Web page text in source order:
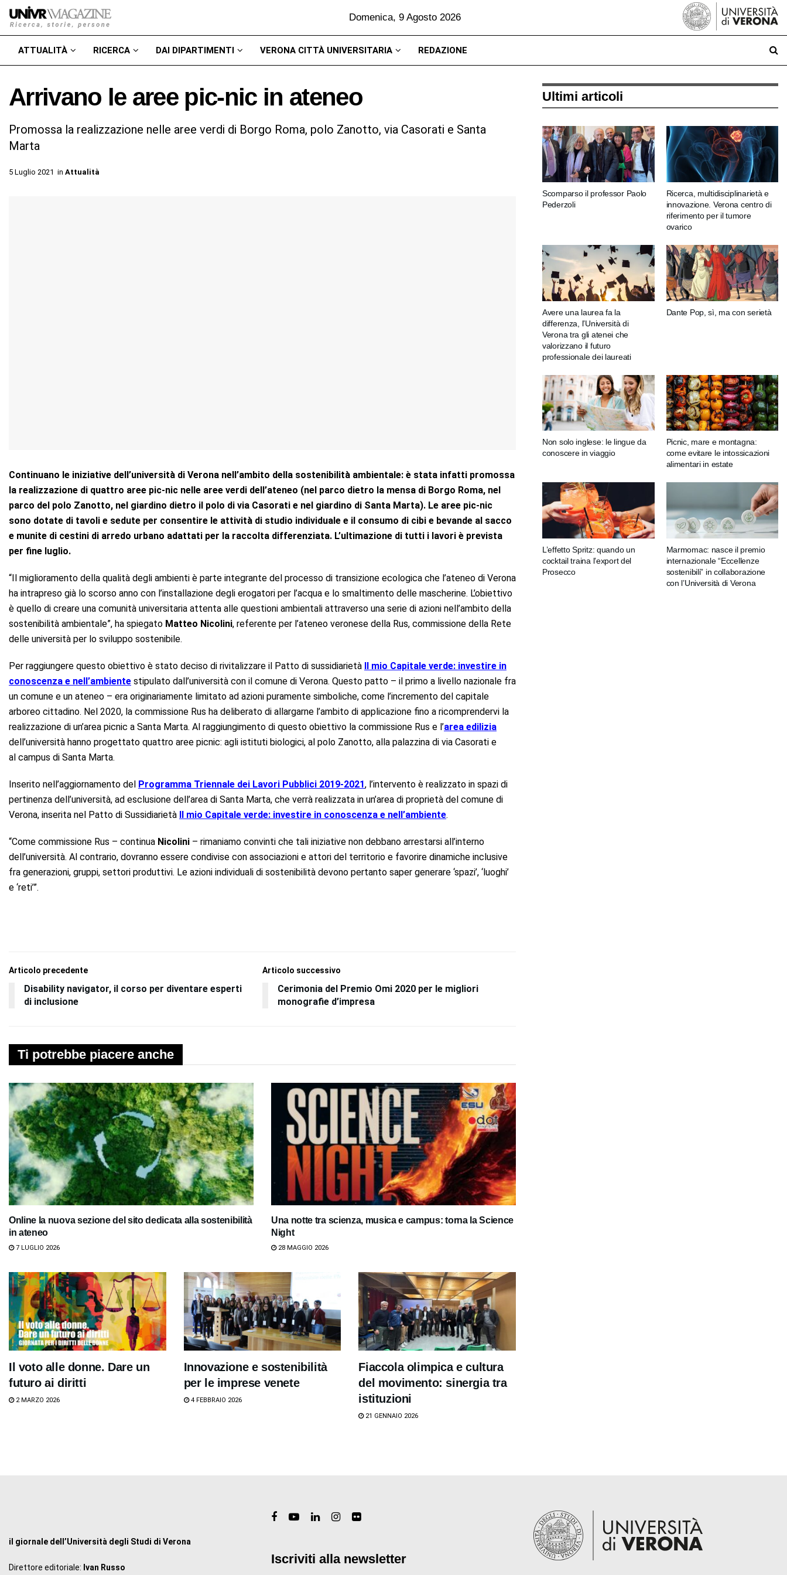
Domenica, 9 Agosto 2026
ATTUALITÀ RICERCA DAI DIPARTIMENTI VERONA CITTÀ UNIVERSITARIA REDAZIONE
Arrivano le aree pic-nic in ateneo
Promossa la realizzazione nelle aree verdi di Borgo Roma, polo Zanotto, via Casorati e Santa
Marta
5 Luglio 2021 in Attualità
Continuano le iniziative dell’università di Verona nell’ambito della sostenibilità ambientale: è stata infatti promossa
la realizzazione di quattro aree pic-nic nelle aree verdi dell’ateneo (nel parco dietro la mensa di Borgo Roma, nel
parco del polo Zanotto, nel giardino dietro il polo di via Casorati e nel giardino di Santa Marta). Le aree pic-nic
sono dotate di tavoli e sedute per consentire le attività di studio individuale e il consumo di cibi e bevande al sacco
e munite di cestini di arredo urbano adattati per la raccolta differenziata. L’ultimazione di tutti i lavori è prevista
per fine luglio.
“Il miglioramento della qualità degli ambienti è parte integrante del processo di transizione ecologica che l’ateneo di Verona
ha intrapreso già lo scorso anno con l’installazione degli erogatori per l’acqua e lo smaltimento delle mascherine. L’obiettivo
è quello di creare una comunità universitaria attenta alle questioni ambientali attraverso una serie di azioni nell’ambito della
sostenibilità ambientale”, ha spiegato Matteo Nicolini, referente per l’ateneo veronese della Rus, commissione della Rete
delle università per lo sviluppo sostenibile.
Per raggiungere questo obiettivo è stato deciso di rivitalizzare il Patto di sussidiarietà Il mio Capitale verde: investire in
conoscenza e nell’ambiente stipulato dall’università con il comune di Verona. Questo patto – il primo a livello nazionale fra
un comune e un ateneo – era originariamente limitato ad azioni puramente simboliche, come l’incremento del capitale
arboreo cittadino. Nel 2020, la commissione Rus ha deliberato di allargarne l’ambito di applicazione fino a ricomprendervi la
realizzazione di un’area picnic a Santa Marta. Al raggiungimento di questo obiettivo la commissione Rus e l’area edilizia
dell’università hanno progettato quattro aree picnic: agli istituti biologici, al polo Zanotto, alla palazzina di via Casorati e
al campus di Santa Marta.
Inserito nell’aggiornamento del Programma Triennale dei Lavori Pubblici 2019-2021, l’intervento è realizzato in spazi di
pertinenza dell’università, ad esclusione dell’area di Santa Marta, che verrà realizzata in un’area di proprietà del comune di
Verona, inserita nel Patto di Sussidiarietà Il mio Capitale verde: investire in conoscenza e nell’ambiente.
“Come commissione Rus – continua Nicolini – rimaniamo convinti che tali iniziative non debbano arrestarsi all’interno
dell’università. Al contrario, dovranno essere condivise con associazioni e attori del territorio e favorire dinamiche inclusive
fra generazioni, gruppi, settori produttivi. Le azioni individuali di sostenibilità devono pertanto saper generare ‘spazi’, ‘luoghi’
e ‘reti’”.
Articolo precedente
Disability navigator, il corso per diventare esperti
di inclusione
Articolo successivo
Cerimonia del Premio Omi 2020 per le migliori
monografie d’impresa
Ti potrebbe piacere anche
Online la nuova sezione del sito dedicata alla sostenibilità
in ateneo
7 LUGLIO 2026
Una notte tra scienza, musica e campus: torna la Science
Night
28 MAGGIO 2026
Il voto alle donne. Dare un
futuro ai diritti
2 MARZO 2026
Innovazione e sostenibilità
per le imprese venete
4 FEBBRAIO 2026
Fiaccola olimpica e cultura
del movimento: sinergia tra
istituzioni
21 GENNAIO 2026
Ultimi articoli
Scomparso il professor Paolo
Pederzoli
Ricerca, multidisciplinarietà e
innovazione. Verona centro di
riferimento per il tumore
ovarico
Avere una laurea fa la
differenza, l’Università di
Verona tra gli atenei che
valorizzano il futuro
professionale dei laureati
Dante Pop, sì, ma con serietà
Non solo inglese: le lingue da
conoscere in viaggio
Picnic, mare e montagna:
come evitare le intossicazioni
alimentari in estate
L’effetto Spritz: quando un
cocktail traina l’export del
Prosecco
Marmomac: nasce il premio
internazionale “Eccellenze
sostenibili” in collaborazione
con l’Università di Verona
il giornale dell’Università degli Studi di Verona
Direttore editoriale: Ivan Russo
Iscriviti alla newsletter